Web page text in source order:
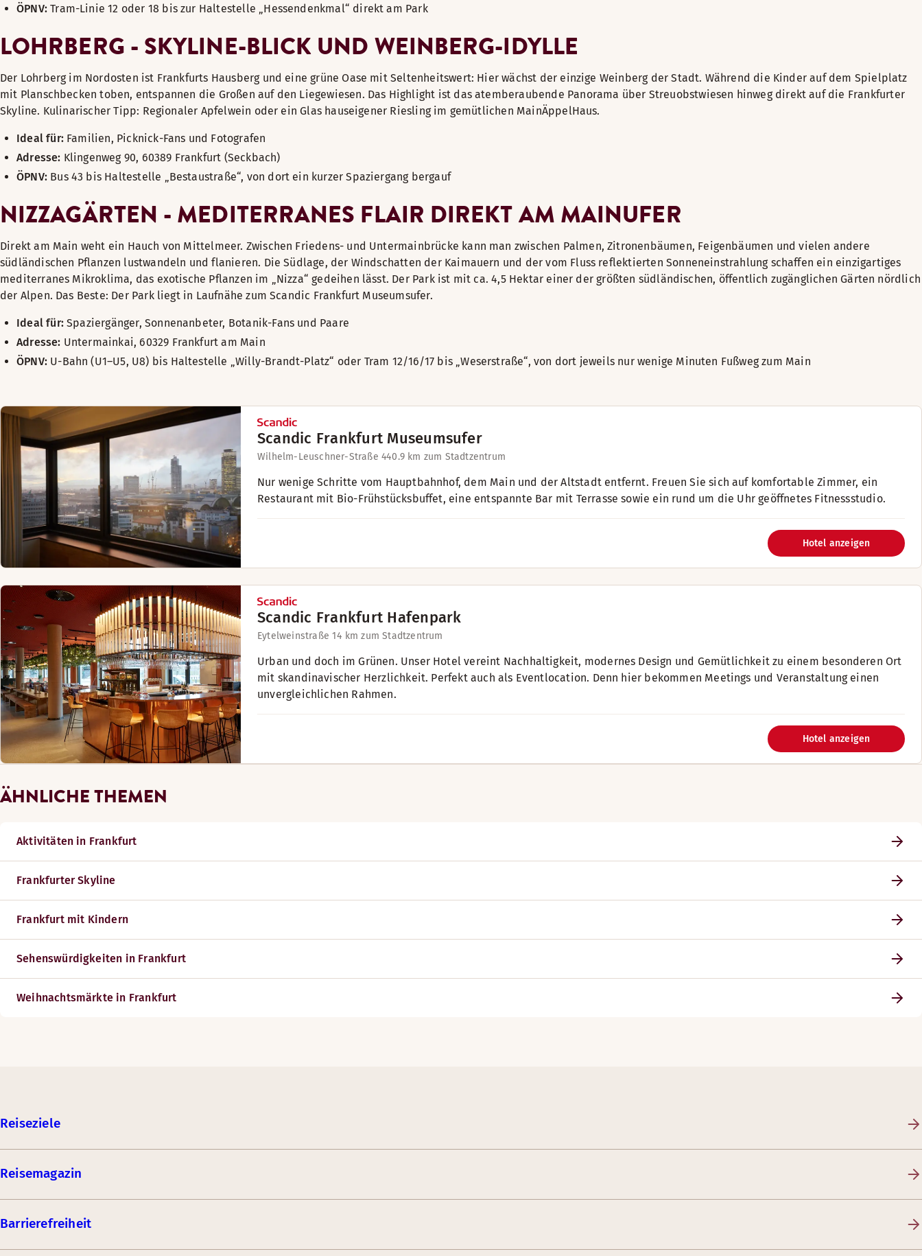
ÖPNV:Tram-Linie 12 oder 18 bis zur Haltestelle „Hessendenkmal“ direkt am Park
LOHRBERG - SKYLINE-BLICK UND WEINBERG-IDYLLE
Der Lohrberg im Nordosten ist Frankfurts Hausberg und eine grüne Oase mit Seltenheitswert: Hier wächst der einzige Weinberg der Stadt. Während die Kinder auf dem Spielplatz
mit Planschbecken toben, entspannen die Großen auf den Liegewiesen. Das Highlight ist das atemberaubende Panorama über Streuobstwiesen hinweg direkt auf die Frankfurter
Skyline. Kulinarischer Tipp: Regionaler Apfelwein oder ein Glas hauseigener Riesling im gemütlichen MainÄppelHaus.
Ideal für: Familien, Picknick-Fans und Fotografen
Adresse: Klingenweg 90, 60389 Frankfurt (Seckbach)
ÖPNV: Bus 43 bis Haltestelle „Bestaustraße“, von dort ein kurzer Spaziergang bergauf
NIZZAGÄRTEN - MEDITERRANES FLAIR DIREKT AM MAINUFER
Direkt am Main weht ein Hauch von Mittelmeer. Zwischen Friedens- und Untermainbrücke kann man zwischen Palmen, Zitronenbäumen, Feigenbäumen und vielen andere
südländischen Pflanzen lustwandeln und flanieren. Die Südlage, der Windschatten der Kaimauern und der vom Fluss reflektierten Sonneneinstrahlung schaffen ein einzigartiges
mediterranes Mikroklima, das exotische Pflanzen im „Nizza“ gedeihen lässt. Der Park ist mit ca. 4,5 Hektar einer der größten südländischen, öffentlich zugänglichen Gärten nördlich
der Alpen. Das Beste: Der Park liegt in Laufnähe zum Scandic Frankfurt Museumsufer.
Ideal für:Spaziergänger, Sonnenanbeter, Botanik-Fans und Paare
Adresse: Untermainkai, 60329 Frankfurt am Main
ÖPNV: U-Bahn (U1–U5, U8) bis Haltestelle „Willy-Brandt-Platz“ oder Tram 12/16/17 bis „Weserstraße“, von dort jeweils nur wenige Minuten Fußweg zum Main
Scandic Frankfurt Museumsufer
Wilhelm-Leuschner-Straße 440.9 km zum Stadtzentrum
Nur wenige Schritte vom Hauptbahnhof, dem Main und der Altstadt entfernt. Freuen Sie sich auf komfortable Zimmer, ein
Restaurant mit Bio-Frühstücksbuffet, eine entspannte Bar mit Terrasse sowie ein rund um die Uhr geöffnetes Fitnessstudio.
Hotel anzeigen
Scandic Frankfurt Hafenpark
Eytelweinstraße 14 km zum Stadtzentrum
Urban und doch im Grünen. Unser Hotel vereint Nachhaltigkeit, modernes Design und Gemütlichkeit zu einem besonderen Ort
mit skandinavischer Herzlichkeit. Perfekt auch als Eventlocation. Denn hier bekommen Meetings und Veranstaltung einen
unvergleichlichen Rahmen.
Hotel anzeigen
ÄHNLICHE THEMEN
Aktivitäten in Frankfurt
Frankfurter Skyline
Frankfurt mit Kindern
Sehenswürdigkeiten in Frankfurt
Weihnachtsmärkte in Frankfurt
Reiseziele
Reisemagazin
Barrierefreiheit